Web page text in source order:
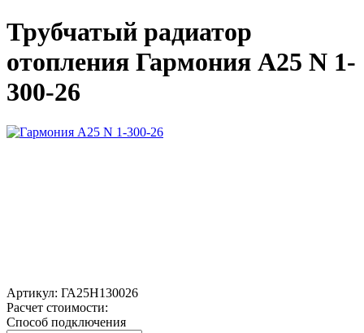
Трубчатый радиатор
отопления Гармония А25 N 1-
300-26
Артикул: ГА25Н130026
Расчет стоимости:
Способ подключения